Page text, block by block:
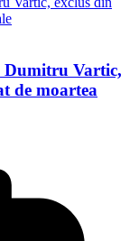
Dumitru Vartic,
de moartea